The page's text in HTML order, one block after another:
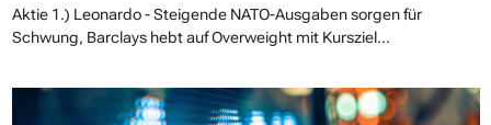
Aktie 1.) Leonardo - Steigende NATO-Ausgaben sorgen für
Schwung, Barclays hebt auf Overweight mit Kursziel...